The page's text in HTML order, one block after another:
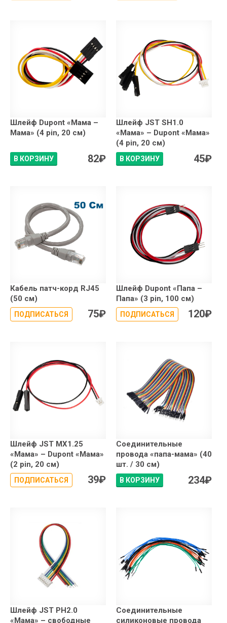
Шлейф Dupont «Мама –
Мама» (4 pin, 20 см)
В КОРЗИНУ 82₽
Шлейф JST SH1.0
«Мама» – Dupont «Мама»
(4 pin, 20 см)
В КОРЗИНУ 45₽
Кабель патч-корд RJ45
(50 см)
ПОДПИСАТЬСЯ 75₽
Шлейф Dupont «Папа –
Папа» (3 pin, 100 см)
ПОДПИСАТЬСЯ 120₽
Шлейф JST MX1.25
«Мама» – Dupont «Мама»
(2 pin, 20 см)
ПОДПИСАТЬСЯ 39₽
Соединительные
провода «папа-мама» (40
шт. / 30 см)
В КОРЗИНУ 234₽
Шлейф JST PH2.0
«Мама» – свободные
Соединительные
силиконовые провода